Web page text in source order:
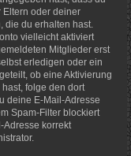
Eltern oder deiner
die du erhalten hast.
vielleicht aktiviert
Mitglieder erst
erledigen oder ein
ob eine Aktivierung
folge den dort
deine E-Mail-Adresse
Spam-Filter blockiert
Adresse korrekt